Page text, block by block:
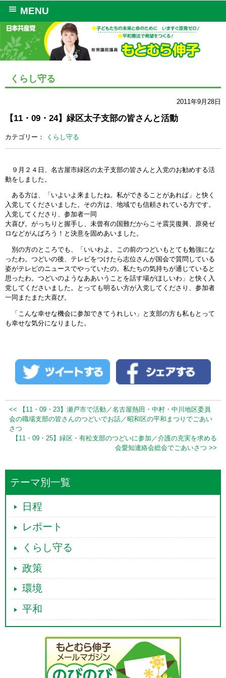
MENU
くらし守る
2011年9月28日
【11・09・24】緑区太子支部の皆さんと活動
カテゴリー： くらし守る
９月２４日、名古屋市緑区の太子支部の皆さんと入党のお勧めする活
動をしました。
ある方は、「いよいよ来ましたね。私ができることがあれば」と快く
入党してくださいました。その方は、地域でも信頼されている方です。
入党してくださり、参加者一同
大喜び。がっちりと握手し、未曾有の国難だからこそ震災復興、原発ゼ
ロなどがんばろう！と決意を固めあいました。
別の方のところでも、「いいわよ。この前のつどいもとても勉強にな
ったわ。つどいの後、テレビをつけたら志位さんが国会で質問している
姿がテレビのニュースでやっていたの。私たちの気持ちが通じていると
思ったわ。つどいのようなああいうことを話す場がほしいわ」と快く入
党してくださいました。とっても明るい方が入党してくださり、参加者
一同またまた大喜び。
「こんな幸せな機会に参加できてうれしい」と支部の方も私もとって
も幸せな気分になりました。
<< 【11・09・23】瀬戸市で活動／名古屋熱田・中村・中川地区委員
会の職場支部の皆さんのつどいでお話／昭和区の平和まつりでごあい
さつ
【11・09・25】緑区・有松支部のつどいに参加／介護の充実を求める
会愛知連絡会総会でごあいさつ >>
テーマ別一覧
日程
レポート
くらし守る
政策
環境
平和